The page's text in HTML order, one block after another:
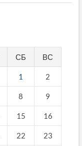
СБ ВС
1 2
8 9
15 16
22 23